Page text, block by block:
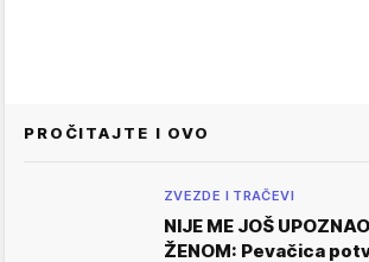
PROČITAJTE I OVO
ZVEZDE I TRAČEVI
NIJE ME JOŠ
ŽENOM: Pevačica